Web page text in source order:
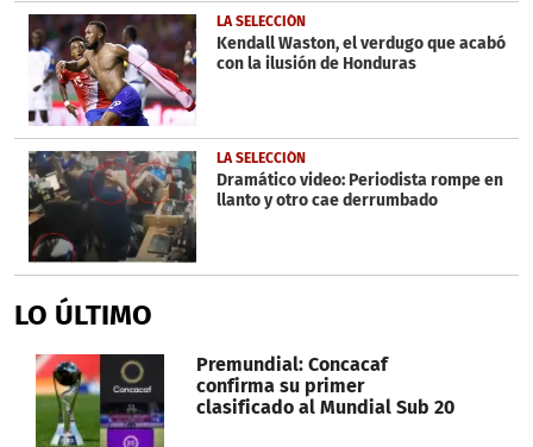
LA SELECCIÓN
Kendall Waston, el verdugo que acabó
con la ilusión de Honduras
LA SELECCIÓN
Dramático video: Periodista rompe en
llanto y otro cae derrumbado
LO ÚLTIMO
Premundial: Concacaf
confirma su primer
clasificado al Mundial Sub 20